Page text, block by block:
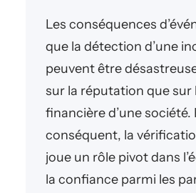
Les conséquences
que la détection d’une
peuvent être
sur la réputation que sur
financière d’une société.
conséquent, la
joue un rôle pivot dans
la confiance parmi les